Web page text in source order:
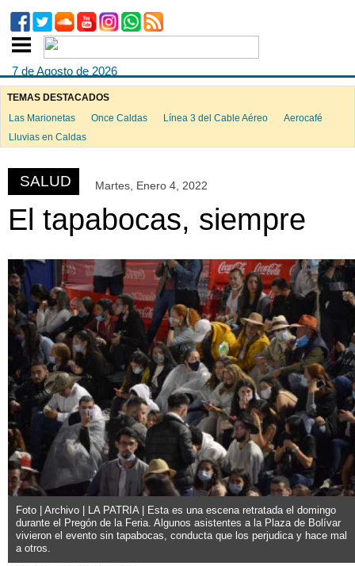
7 de Agosto de 2026
TEMAS DESTACADOS
Las Marionetas
Once Caldas Línea 3 del Cable Aéreo
Aerocafé
Lluvias en Caldas
SALUD Martes, Enero 4, 2022
El tapabocas, siempre
Foto | Archivo | LA PATRIA | Esta es una escena retratada el domingo
durante el Pregón de la Feria. Algunos asistentes a la Plaza de Bolívar
vivieron el evento sin tapabocas, conducta que los perjudica y hace mal
a otros.